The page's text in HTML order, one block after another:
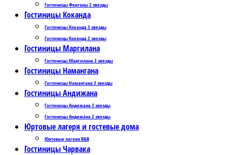
Гостиницы Ферганы 2 звезды
Гостиницы Коканда
Гостиницы Коканда 3 звезды
Гостиницы Коканда 2 звезды
Гостиницы Маргилана
Гостиницы Маргилана 2 звезды
Гостиницы Намангана
Гостиницы Намангана 3 звезды
Гостиницы Андижана
Гостиницы Андижана 3 звезды
Гостиницы Андижана 2 звезды
Юртовые лагеря и гостевые дома
Юртовые лагеря B&B
Гостиницы Чарвака